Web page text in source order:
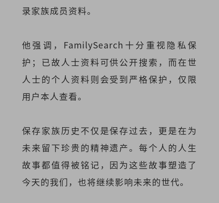
录家族成员资料。
他强调，FamilySearch十分重视隐私保
护；已故人士资料可供公开搜索，而在世
人士的个人资料则会受到严格保护，仅限
用户本人查看。
保存家族历史不仅是保存过去，更是在为
未来留下珍贵的精神遗产。每个人的人生
故事都值得被铭记，因为这些故事塑造了
今天的我们，也将继续影响未来的世代。